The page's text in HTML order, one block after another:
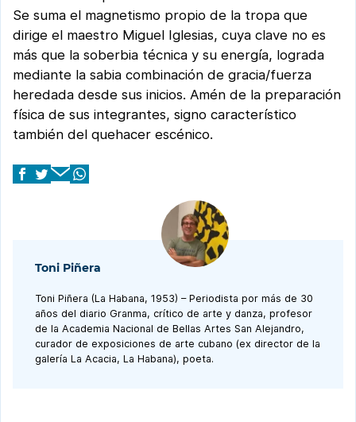
Se suma el magnetismo propio de la tropa que
dirige el maestro Miguel Iglesias, cuya clave no es
más que la soberbia técnica y su energía, lograda
mediante la sabia combinación de gracia/fuerza
heredada desde sus inicios. Amén de la preparación
física de sus integrantes, signo característico
también del quehacer escénico.
Toni Piñera
Toni Piñera (La Habana, 1953) – Periodista por más de 30
años del diario Granma, crítico de arte y danza, profesor
de la Academia Nacional de Bellas Artes San Alejandro,
curador de exposiciones de arte cubano (ex director de la
galería La Acacia, La Habana), poeta.